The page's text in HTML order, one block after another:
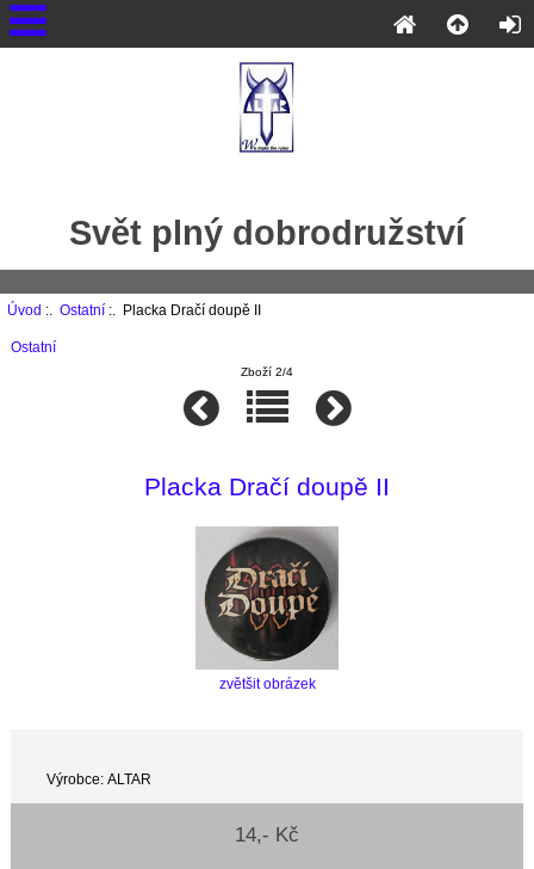
Svět plný dobrodružství
Úvod :. Ostatní:. Placka Dračí doupě II
Ostatní
Zboží 2/4
Placka Dračí doupě II
zvětšit obrázek
Výrobce: ALTAR
14,- Kč